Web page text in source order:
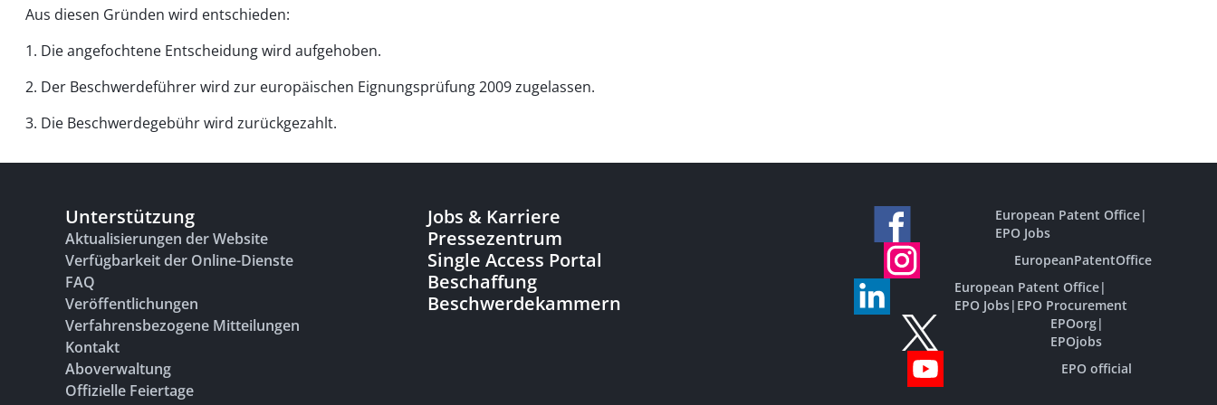
Aus diesen Gründen wird entschieden:
1. Die angefochtene Entscheidung wird aufgehoben.
2. Der Beschwerdeführer wird zur europäischen Eignungsprüfung 2009 zugelassen.
3. Die Beschwerdegebühr wird zurückgezahlt.
Unterstützung
Aktualisierungen der Website
Verfügbarkeit der Online-Dienste
FAQ
Veröffentlichungen
Verfahrensbezogene Mitteilungen
Kontakt
Aboverwaltung
Offizielle Feiertage
Jobs & Karriere
Pressezentrum
Single Access Portal
Beschaffung
Beschwerdekammern
European Patent Office|
EPO Jobs
EuropeanPatentOffice
European Patent Office|
EPO Jobs| EPO Procurement
EPOorg|
EPOjobs
EPO official